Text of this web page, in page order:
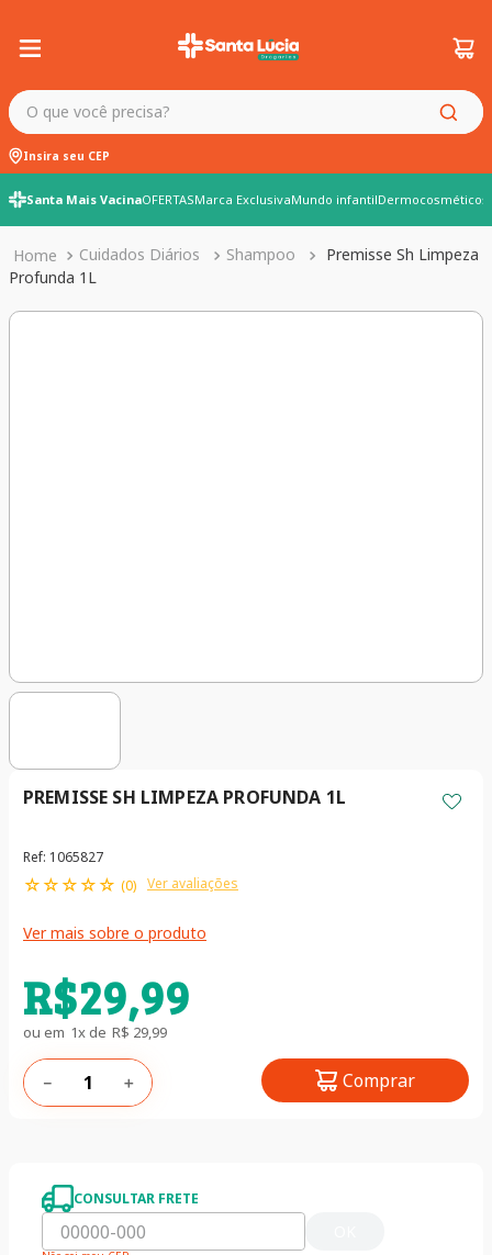
O que você precisa?
Insira seu CEP
Santa Mais VacinaOFERTASMarca ExclusivaMundo infantilDermocosméticos
Cuidados Diários Shampoo
Premisse Sh Limpeza
Profunda 1L
PREMISSE SH LIMPEZA PROFUNDA 1L
Ref: 1065827
☆☆☆☆☆ (0) Ver avaliações
Ver mais sobre o produto
R$29,99
ou em 1x de R$ 29,99
＋
－ Comprar
CONSULTAR FRETE